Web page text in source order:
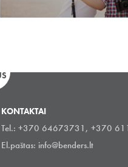
KONTAKTAI
Tel.: +370 64673731, +370
El.paštas: info@benders.lt